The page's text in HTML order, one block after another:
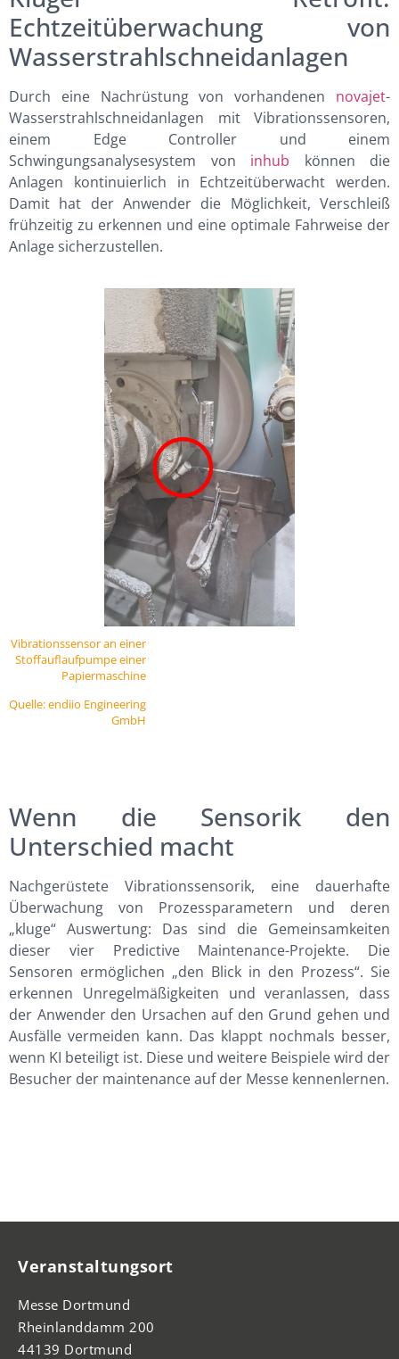
Echtzeitüberwachung von
Wasserstrahlschneidanlagen
Durch eine Nachrüstung von vorhandenen novajet-
Wasserstrahlschneidanlagen mit Vibrationssensoren,
einem Edge Controller und einem
Schwingungsanalysesystem von inhub können die
Anlagen kontinuierlich in Echtzeitüberwacht werden.
Damit hat der Anwender die Möglichkeit, Verschleiß
frühzeitig zu erkennen und eine optimale Fahrweise der
Anlage sicherzustellen.
Vibrationssensor an einer
Stoffauflaufpumpe einer
Papiermaschine
Quelle: endiio Engineering
GmbH
Wenn die Sensorik den
Unterschied macht
Nachgerüstete Vibrationssensorik, eine dauerhafte
Überwachung von Prozessparametern und deren
„kluge“ Auswertung: Das sind die Gemeinsamkeiten
dieser vier Predictive Maintenance-Projekte. Die
Sensoren ermöglichen „den Blick in den Prozess“. Sie
erkennen Unregelmäßigkeiten und veranlassen, dass
der Anwender den Ursachen auf den Grund gehen und
Ausfälle vermeiden kann. Das klappt nochmals besser,
wenn KI beteiligt ist. Diese und weitere Beispiele wird der
Besucher der maintenance auf der Messe kennenlernen.
Veranstaltungsort
Messe Dortmund
Rheinlanddamm 200
44139 Dortmund